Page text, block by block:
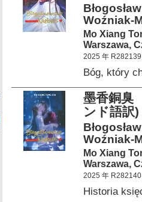
Woźniak-
Mo Xiang
Warszawa,
2025 年 R282139
Bóg, który
墨香銅
ンド語訳)
Woźniak-
Mo Xiang
Warszawa,
2025 年 R282140
Historia